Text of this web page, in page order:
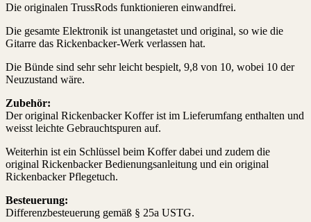
Die originalen TrussRods funktionieren einwandfrei.
Die gesamte Elektronik ist unangetastet und original, so wie die
Gitarre das Rickenbacker-Werk verlassen hat.
Die Bünde sind sehr sehr leicht bespielt, 9,8 von 10, wobei 10 der
Neuzustand wäre.
Zubehör:
Der original Rickenbacker Koffer ist im Lieferumfang enthalten und
weisst leichte Gebrauchtspuren auf.
Weiterhin ist ein Schlüssel beim Koffer dabei und zudem die
original Rickenbacker Bedienungsanleitung und ein original
Rickenbacker Pflegetuch.
Besteuerung:
Differenzbesteuerung gemäß § 25a USTG.